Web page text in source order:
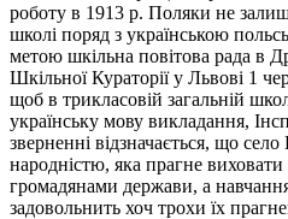
роботу в 1913 р. Поляки не
школі поряд з українською
метою шкільна повітова рада в
Шкільної Кураторії у Львові 1
щоб в трикласовій загальній
українську мову викладання,
зверненні відзначається, що
народністю, яка прагне виховати
громадянами держави, а
задовольнить хоч трохи їх